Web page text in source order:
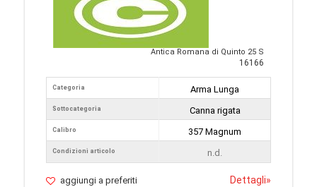
Antica Romana di Quinto 25 S
16166
Categoria
Sottocategoria
Calibro
Condizioni articolo
Arma Lunga
Canna rigata
357 Magnum
n.d.
aggiungi a preferiti Dettagli»